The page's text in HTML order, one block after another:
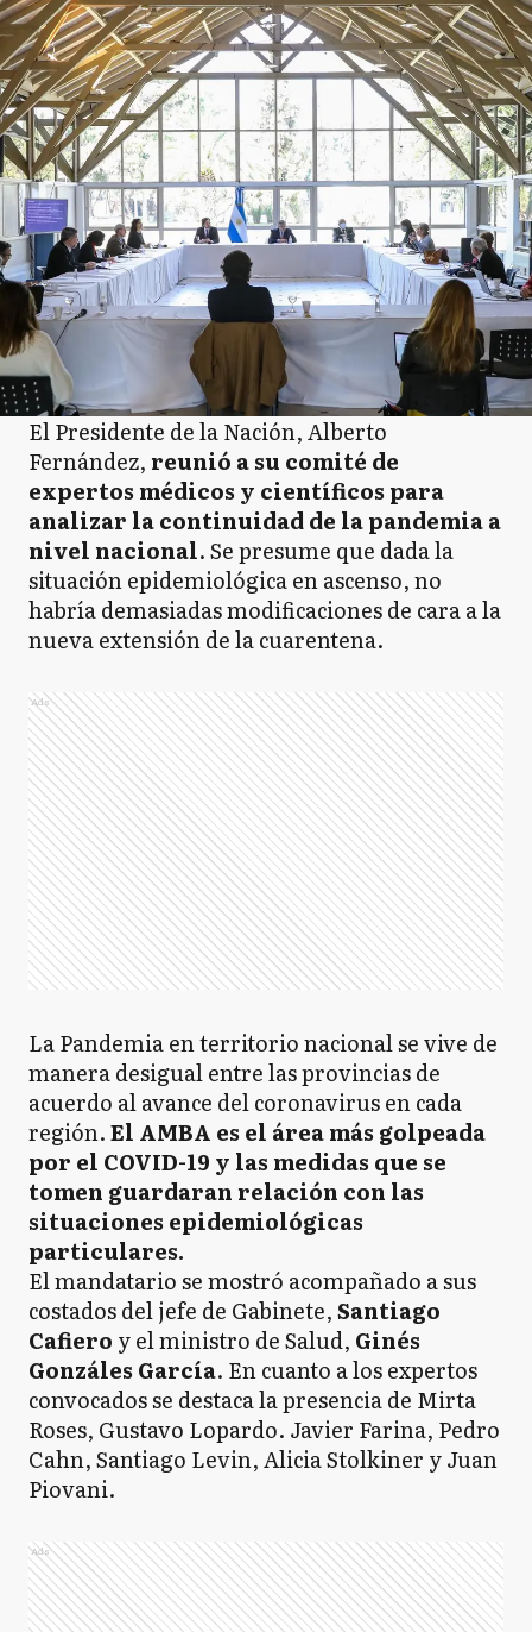
El Presidente de la Nación, Alberto
Fernández, reunió a su comité de
expertos médicos y científicos para
analizar la continuidad de la pandemia a
nivel nacional. Se presume que dada la
situación epidemiológica en ascenso, no
habría demasiadas modificaciones de cara a la
nueva extensión de la cuarentena.
Ads
La Pandemia en territorio nacional se vive de
manera desigual entre las provincias de
acuerdo al avance del coronavirus en cada
región.El AMBA es el área más golpeada
por el COVID-19 y las medidas que se
tomen guardaran relación con las
situaciones epidemiológicas
particulares.
El mandatario se mostró acompañado a sus
costados del jefe de Gabinete,Santiago
Cafiero y el ministro de Salud, Ginés
Gonzáles García. En cuanto a los expertos
convocados se destaca la presencia de Mirta
Roses, Gustavo Lopardo. Javier Farina, Pedro
Cahn, Santiago Levin, Alicia Stolkiner y Juan
Piovani.
Ads